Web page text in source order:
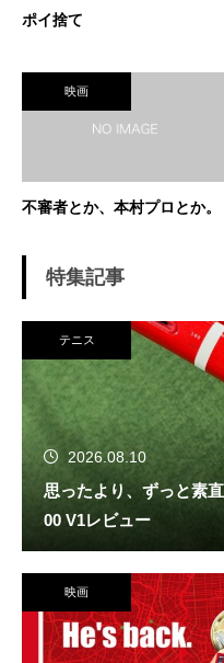
ポイ捨て
映画
不審者とか、本村プロとか。
特集記事
テニス
2026.08.10
思ったより、ずっと素
00 V1レビュー
映画